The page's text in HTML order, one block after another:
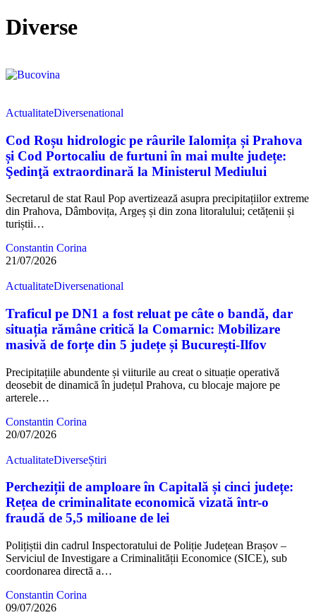
Diverse
ActualitateDiversenational
Cod Roșu hidrologic pe râurile Ialomița și Prahova
și Cod Portocaliu de furtuni în mai multe județe:
Şedinţă extraordinară la Ministerul Mediului
Secretarul de stat Raul Pop avertizează asupra precipitațiilor extreme
din Prahova, Dâmbovița, Argeș și din zona litoralului; cetățenii și
turiștii…
Constantin Corina
21/07/2026
ActualitateDiversenational
Traficul pe DN1 a fost reluat pe câte o bandă, dar
situația rămâne critică la Comarnic: Mobilizare
masivă de forțe din 5 județe și București-Ilfov
Precipitațiile abundente și viiturile au creat o situație operativă
deosebit de dinamică în județul Prahova, cu blocaje majore pe
arterele…
Constantin Corina
20/07/2026
ActualitateDiverseȘtiri
Percheziții de amploare în Capitală și cinci județe:
Rețea de criminalitate economică vizată într-o
fraudă de 5,5 milioane de lei
Polițiștii din cadrul Inspectoratului de Poliție Județean Brașov –
Serviciul de Investigare a Criminalității Economice (SICE), sub
coordonarea directă a…
Constantin Corina
09/07/2026